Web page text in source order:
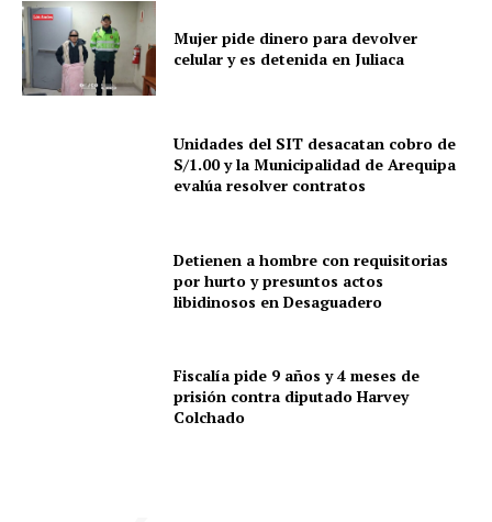
Mujer pide dinero para devolver
celular y es detenida en Juliaca
Unidades del SIT desacatan cobro de
S/1.00 y la Municipalidad de Arequipa
evalúa resolver contratos
Detienen a hombre con requisitorias
por hurto y presuntos actos
libidinosos en Desaguadero
Fiscalía pide 9 años y 4 meses de
prisión contra diputado Harvey
Colchado